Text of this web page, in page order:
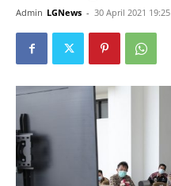
Admin LGNews - 30 April 2021 19:25